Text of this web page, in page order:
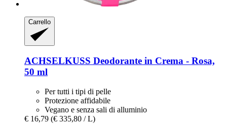
Carrello
ACHSELKUSS Deodorante in Crema -​ Rosa,
50 ml
Per tutti i tipi di pelle
Protezione affidabile
Vegano e senza sali di alluminio
€ 16,79 (€ 335,80 / L)